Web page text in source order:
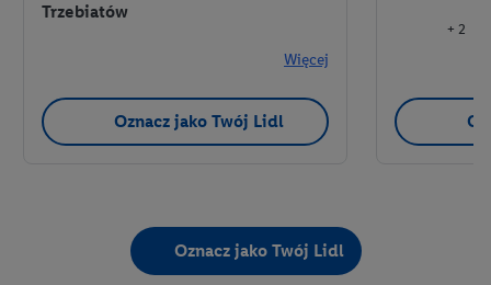
Trzebiatów
Więcej
Oznacz jako Twój Lidl
+ 2
Oznacz jako Twój Lidl